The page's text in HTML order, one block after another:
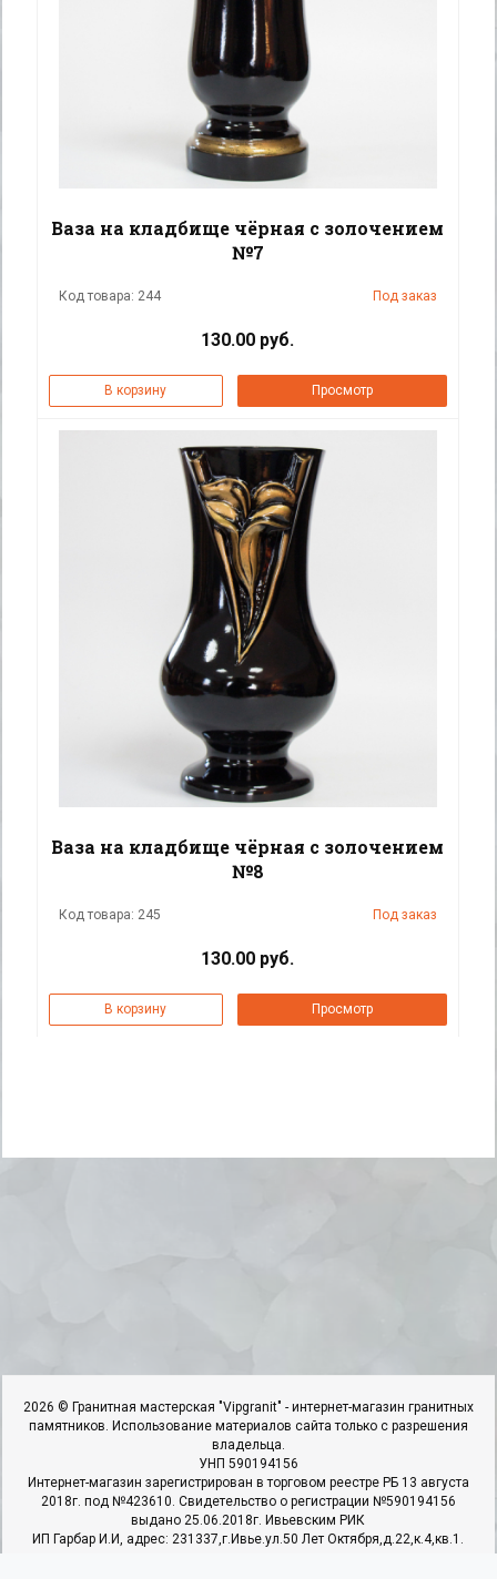
Ваза на кладбище чёрная с золочением
№7
Код товара: 244 Под заказ
130.00 руб.
В корзину Просмотр
Ваза на кладбище чёрная с золочением
№8
Код товара: 245 Под заказ
130.00 руб.
В корзину Просмотр
2026 © Гранитная мастерская "Vipgranit" - интернет-магазин гранитных
памятников. Использование материалов сайта только с разрешения
владельца.
УНП 590194156
Интернет-магазин зарегистрирован в торговом реестре РБ 13 августа
2018г. под №423610. Свидетельство о регистрации №590194156
выдано 25.06.2018г. Ивьевским РИК
ИП Гарбар И.И, адрес: 231337,г.Ивье.ул.50 Лет Октября,д.22,к.4,кв.1.